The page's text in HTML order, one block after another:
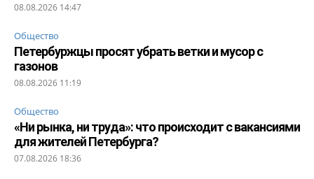
08.08.2026 14:47
Общество
Петербуржцы просят убрать ветки и мусор с
газонов
08.08.2026 11:19
Общество
«Ни рынка, ни труда»: что происходит с вакансиями
для жителей Петербурга?
07.08.2026 18:36